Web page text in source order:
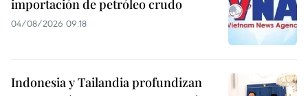
importación de petróleo crudo
04/08/2026 09:18
Indonesia y Tailandia profundizan